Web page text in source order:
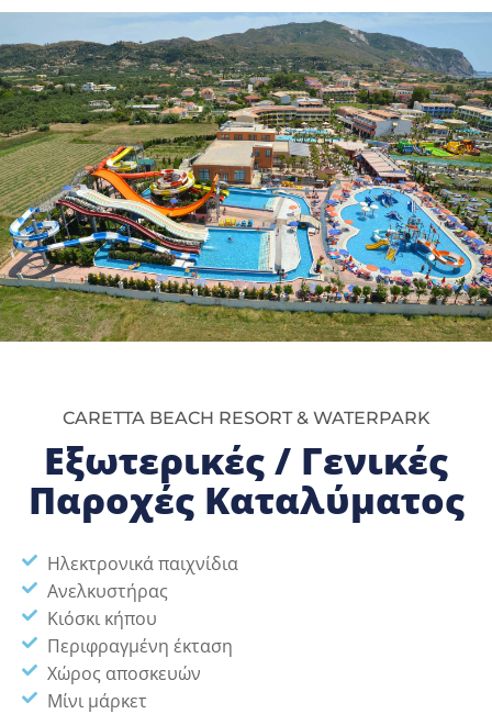
CARETTA BEACH RESORT & WATERPARK
Εξωτερικές / Γενικές
Παροχές Καταλύματος
Ηλεκτρονικά παιχνίδια
Ανελκυστήρας
Κιόσκι κήπου
Περιφραγμένη έκταση
Χώρος αποσκευών
Μίνι μάρκετ